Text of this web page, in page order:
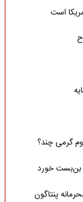
است
بن‌بست خورد
پنتاگون